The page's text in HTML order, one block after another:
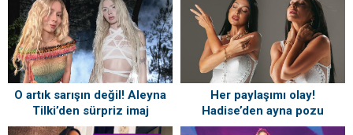
O artık sarışın değil! Aleyna
Tilki’den sürpriz imaj
değişikliği: İşte yeni hali
Her paylaşımı olay!
Hadise’den ayna pozu